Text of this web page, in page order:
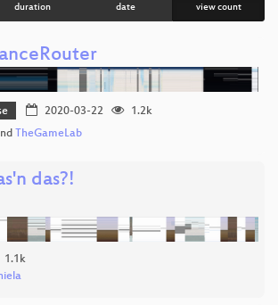
duration date view count
2020-03-22
1.2k
TheGameLab
das?!
1.1k